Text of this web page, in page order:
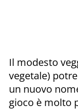
Il modesto
vegetale)
un nuovo
gioco è molto